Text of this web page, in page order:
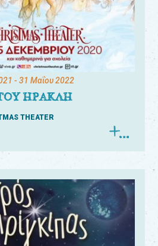
- 31 Μαΐου 2022
ΗΡΑΚΛΗ
THEATER